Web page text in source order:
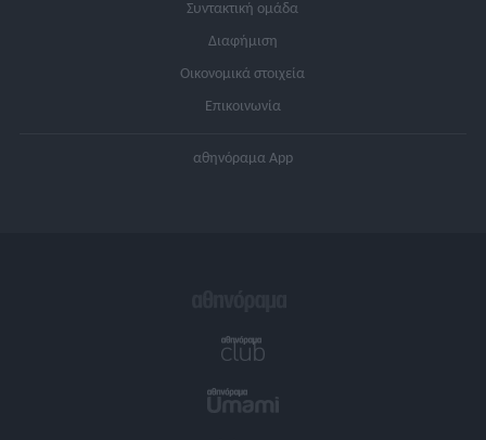
Συντακτική ομάδα
Διαφήμιση
Οικονομικά στοιχεία
Επικοινωνία
αθηνόραμα App